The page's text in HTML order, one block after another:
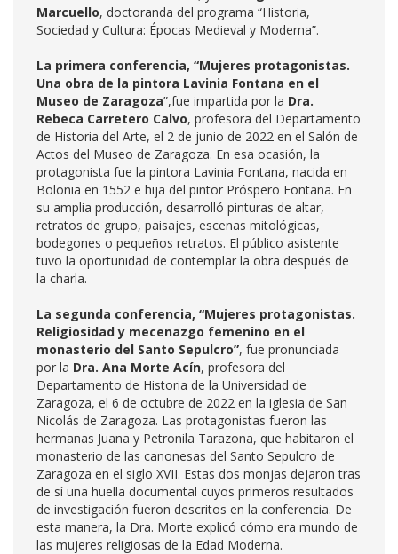
Marcuello, doctoranda del programa “Historia,
Sociedad y Cultura: Épocas Medieval y Moderna”.
La primera conferencia, “Mujeres protagonistas.
Una obra de la pintora Lavinia Fontana en el
Museo de Zaragoza”,fue impartida por la Dra.
Rebeca Carretero Calvo, profesora del Departamento
de Historia del Arte, el 2 de junio de 2022 en el Salón de
Actos del Museo de Zaragoza. En esa ocasión, la
protagonista fue la pintora Lavinia Fontana, nacida en
Bolonia en 1552 e hija del pintor Próspero Fontana. En
su amplia producción, desarrolló pinturas de altar,
retratos de grupo, paisajes, escenas mitológicas,
bodegones o pequeños retratos. El público asistente
tuvo la oportunidad de contemplar la obra después de
la charla.
La segunda conferencia, “Mujeres protagonistas.
Religiosidad y mecenazgo femenino en el
monasterio del Santo Sepulcro”, fue pronunciada
por la Dra. Ana Morte Acín, profesora del
Departamento de Historia de la Universidad de
Zaragoza, el 6 de octubre de 2022 en la iglesia de San
Nicolás de Zaragoza. Las protagonistas fueron las
hermanas Juana y Petronila Tarazona, que habitaron el
monasterio de las canonesas del Santo Sepulcro de
Zaragoza en el siglo XVII. Estas dos monjas dejaron tras
de sí una huella documental cuyos primeros resultados
de investigación fueron descritos en la conferencia. De
esta manera, la Dra. Morte explicó cómo era mundo de
las mujeres religiosas de la Edad Moderna.